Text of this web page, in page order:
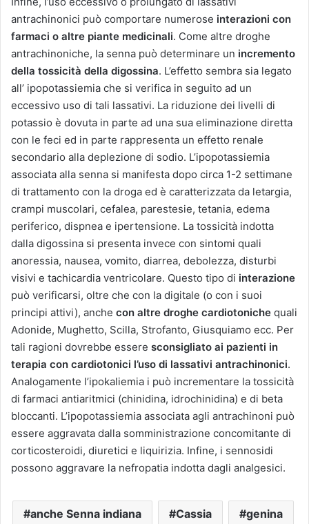
antrachinonici può comportare numerose interazioni con
farmaci o altre piante medicinali. Come altre droghe
antrachinoniche, la senna può determinare un incremento
della tossicità della digossina. L’effetto sembra sia legato
all’ ipopotassiemia che si verifica in seguito ad un
eccessivo uso di tali lassativi. La riduzione dei livelli di
potassio è dovuta in parte ad una sua eliminazione diretta
con le feci ed in parte rappresenta un effetto renale
secondario alla deplezione di sodio. L’ipopotassiemia
associata alla senna si manifesta dopo circa 1-2 settimane
di trattamento con la droga ed è caratterizzata da letargia,
crampi muscolari, cefalea, parestesie, tetania, edema
periferico, dispnea e ipertensione. La tossicità indotta
dalla digossina si presenta invece con sintomi quali
anoressia, nausea, vomito, diarrea, debolezza, disturbi
visivi e tachicardia ventricolare. Questo tipo di interazione
può verificarsi, oltre che con la digitale (o con i suoi
principi attivi), anche con altre droghe cardiotoniche quali
Adonide, Mughetto, Scilla, Strofanto, Giusquiamo ecc. Per
tali ragioni dovrebbe essere sconsigliato ai pazienti in
terapia con cardiotonici l’uso di lassativi antrachinonici.
Analogamente l’ipokaliemia i può incrementare la tossicità
di farmaci antiaritmici (chinidina, idrochinidina) e di beta
bloccanti. L’ipopotassiemia associata agli antrachinoni può
essere aggravata dalla somministrazione concomitante di
corticosteroidi, diuretici e liquirizia. Infine, i sennosidi
possono aggravare la nefropatia indotta dagli analgesici.
anche Senna indiana Cassia genina